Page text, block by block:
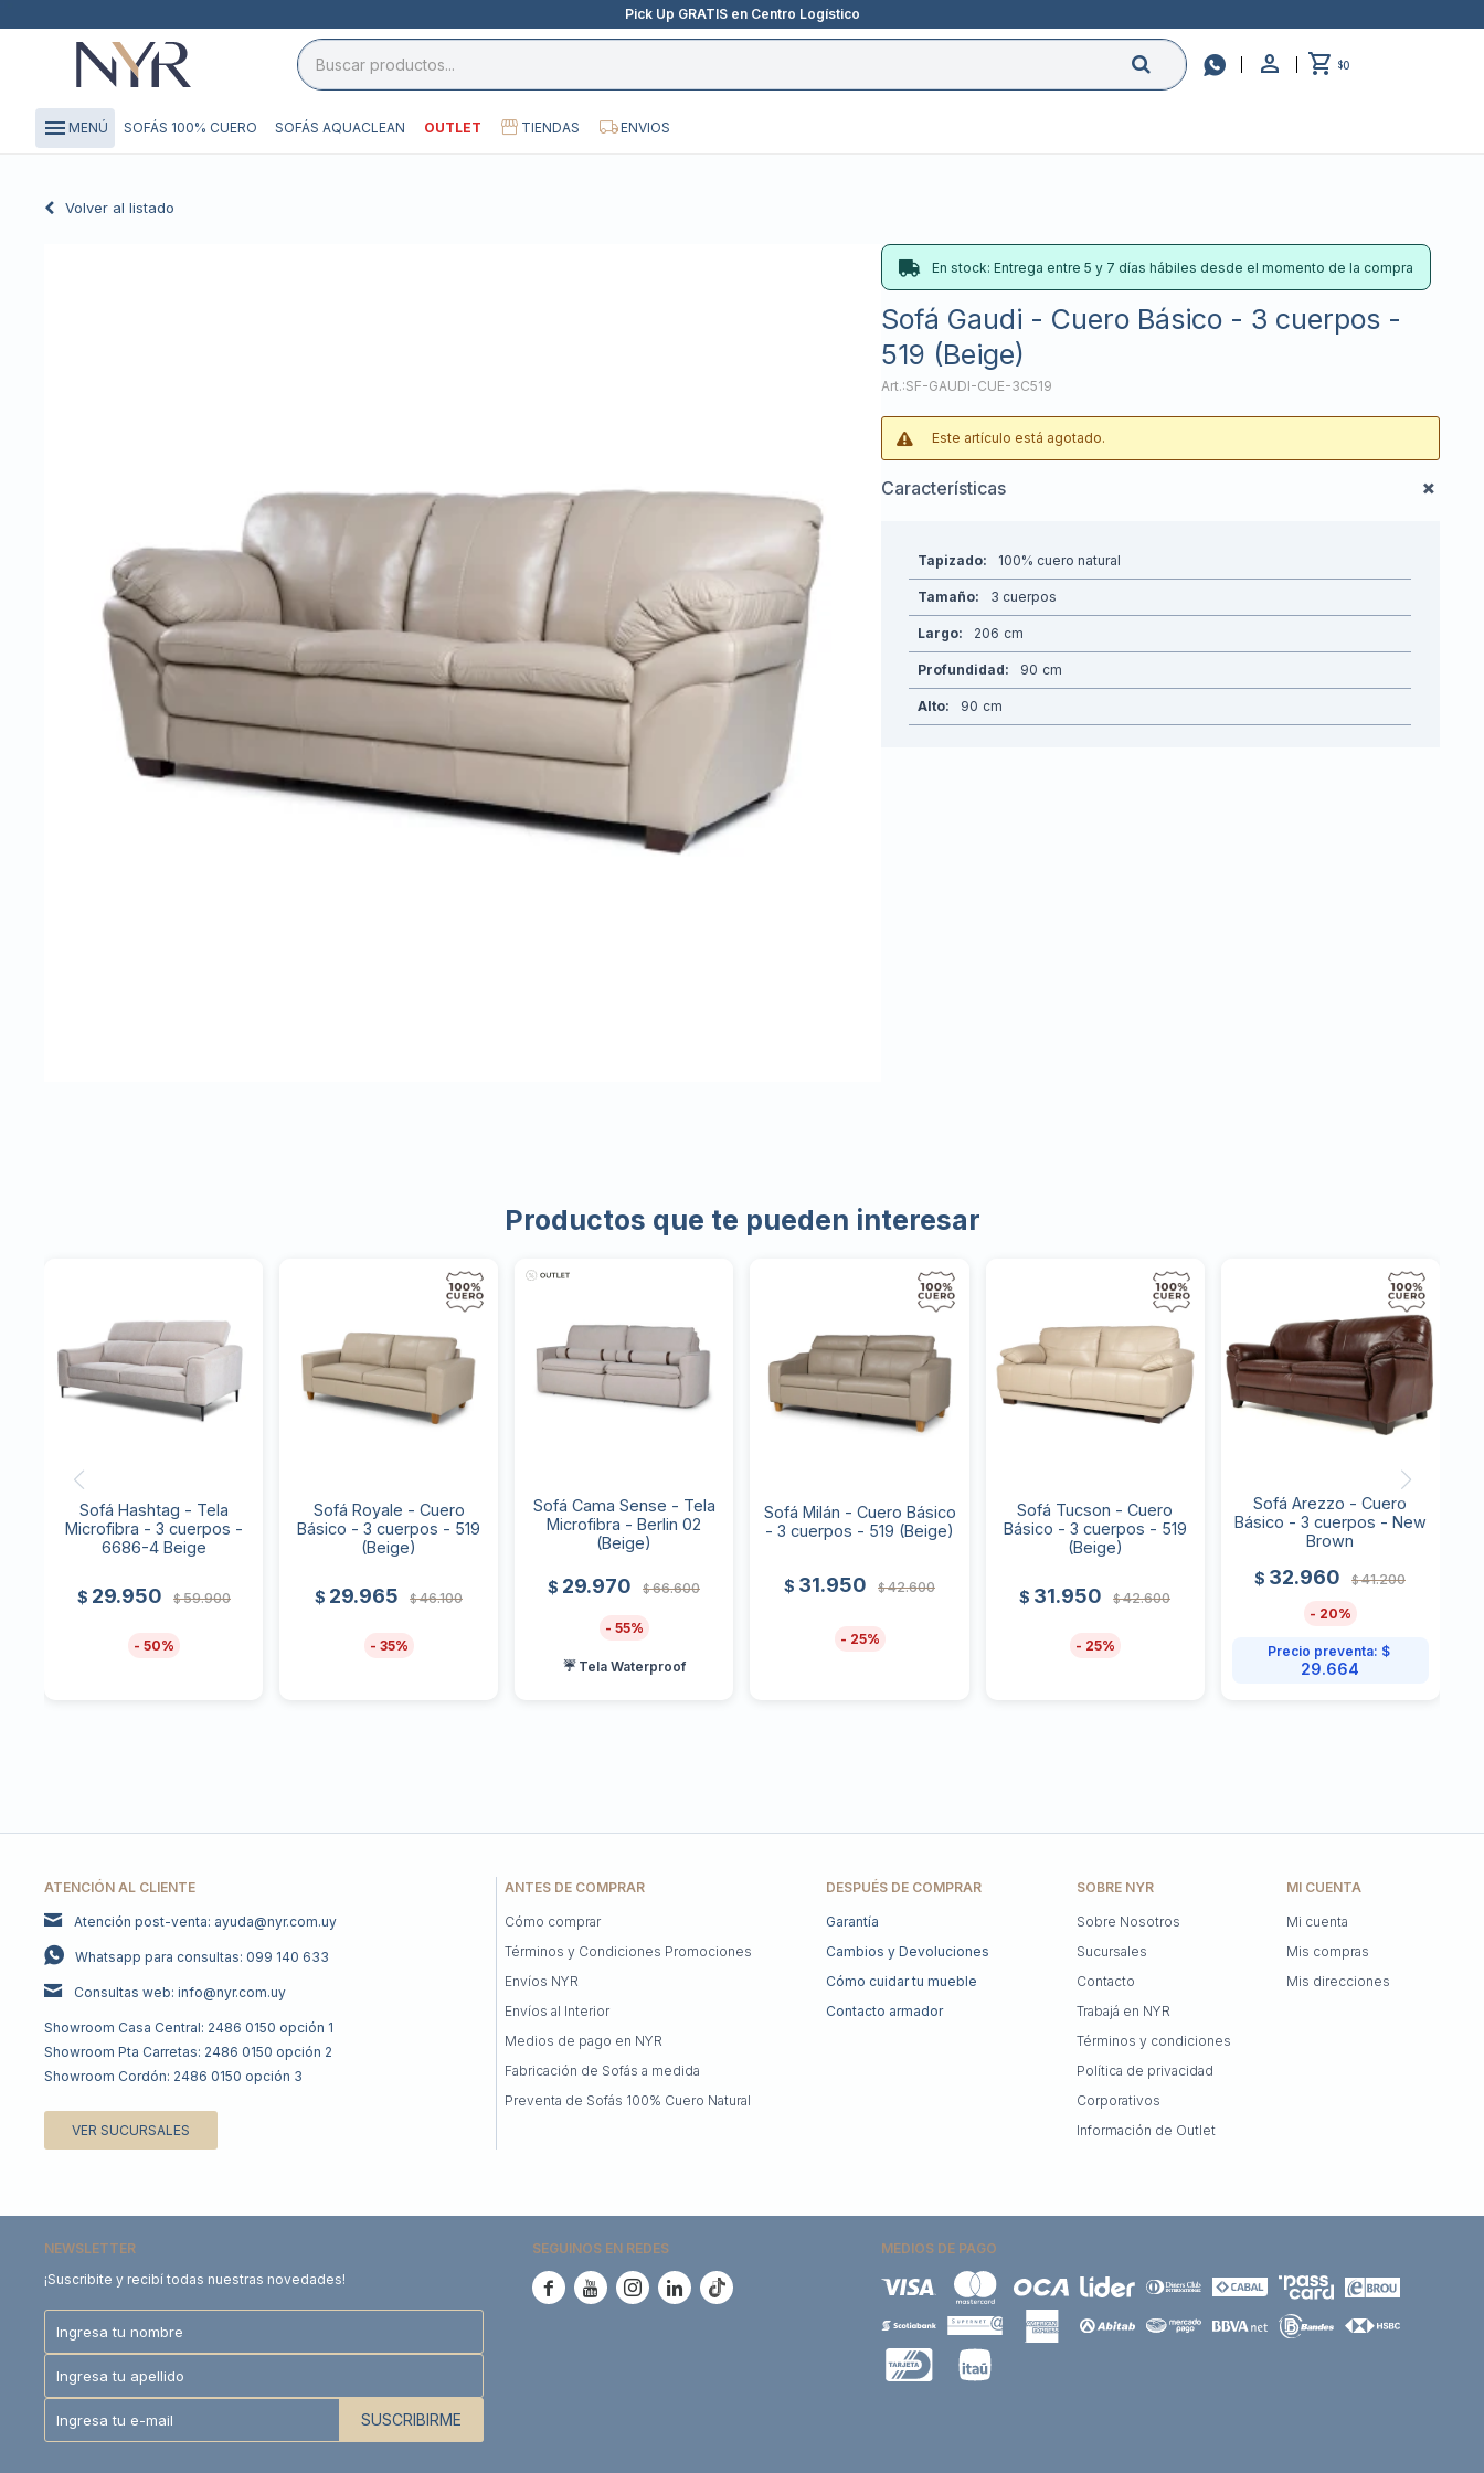
Pick Up GRATIS en Centro Logístico
 $0
menu MENÚ SOFÁS 100% CUERO SOFÁS AQUACLEAN OUTLET TIENDAS ENVIOS
Volver al listado
En stock: Entrega entre 5 y 7 días hábiles desde el momento de la compra
Sofá Gaudi - Cuero Básico - 3 cuerpos -
519 (Beige)
SF-GAUDI-CUE-3C519
Este artículo está agotado.
Características
Tapizado 100% cuero natural
Tamaño 3 cuerpos
Largo 206
Profundidad 90
Alto 90
Productos que te pueden interesar
Sofá Hashtag - Tela
Microfibra - 3 cuerpos -
6686-4 Beige
$ 29.950 $ 59.900
50
Sofá Royale - Cuero
Básico - 3 cuerpos - 519
(Beige)
$ 29.965 $ 46.100
35
Sofá Cama Sense - Tela
Microfibra - Berlin 02
(Beige)
$ 29.970 $ 66.600
55
☔ Tela Waterproof
Sofá Milán - Cuero Básico
- 3 cuerpos - 519 (Beige)
$ 31.950 $ 42.600
25
Sofá Tucson - Cuero
Básico - 3 cuerpos - 519
(Beige)
$ 31.950 $ 42.600
25
Sofá Arezzo - Cuero
Básico - 3 cuerpos - New
Brown
$ 32.960 $ 41.200
20
Precio preventa: $
29.664
ATENCIÓN AL CLIENTE
Atención post-venta: ayuda@nyr.com.uy
Whatsapp para consultas: 099 140 633
Consultas web: info@nyr.com.uy
Showroom Casa Central: 2486 0150 opción 1
Showroom Pta Carretas: 2486 0150 opción 2
Showroom Cordón: 2486 0150 opción 3
VER SUCURSALES
DESPUÉS DE COMPRAR
Garantía
Cambios y Devoluciones
Cómo cuidar tu mueble
Contacto armador
SOBRE NYR
Sobre Nosotros
Sucursales
Contacto
Trabajá en NYR
Términos y condiciones
Política de privacidad
Corporativos
Información de Outlet
ANTES DE COMPRAR
Cómo comprar
Términos y Condiciones Promociones
Envíos NYR
Envíos al Interior
Medios de pago en NYR
Fabricación de Sofás a medida
Preventa de Sofás 100% Cuero Natural
MI CUENTA
Mi cuenta
Mis compras
Mis direcciones
NEWSLETTER
¡Suscribite y recibí todas nuestras novedades!
SUSCRIBIRME
SEGUINOS EN REDES
    
MEDIOS DE PAGO
close